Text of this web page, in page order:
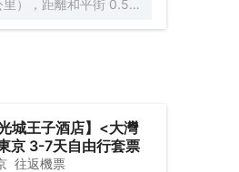
），距離和平街 0.5
光城王子酒店】<大灣
京 3-7天自由行套票
往返機票